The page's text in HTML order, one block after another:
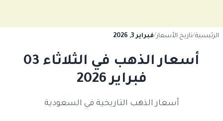
الرئيسية/تاريخ الأسعار/فبراير 3, 2026
أسعار الذهب في الثلاثاء 03
فبراير 2026
أسعار الذهب التاريخية في السعودية